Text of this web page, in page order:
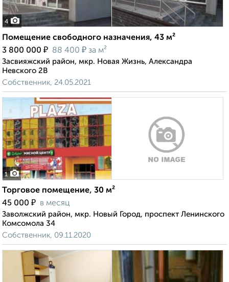
4
Помещение свободного назначения, 43 м²
3 800 000 ₽ 88 400 ₽ за м²
Засвияжский район, мкр. Новая Жизнь, Александра
Невского 2В
Собственник, 24.05.2021
1
Торговое помещение, 30 м²
45 000 ₽ в месяц
Заволжский район, мкр. Новый Город, проспект Ленинского
Комсомола 34
Собственник, 09.11.2020